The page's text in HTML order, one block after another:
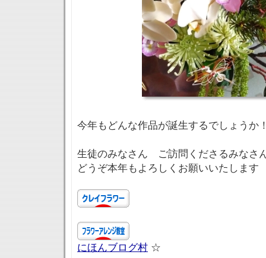
今年もどんな作品が誕生するでしょうか
生徒のみなさん ご訪問くださるみなさ
どうぞ本年もよろしくお願いいたします
にほんブログ村 ☆